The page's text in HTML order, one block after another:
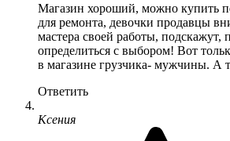
Магазин хороший, можно купить
для ремонта, девочки продавцы
мастера своей работы, подскажут,
определиться с выбором! Вот
в магазине грузчика- мужчины. А
Ответить
Ксения